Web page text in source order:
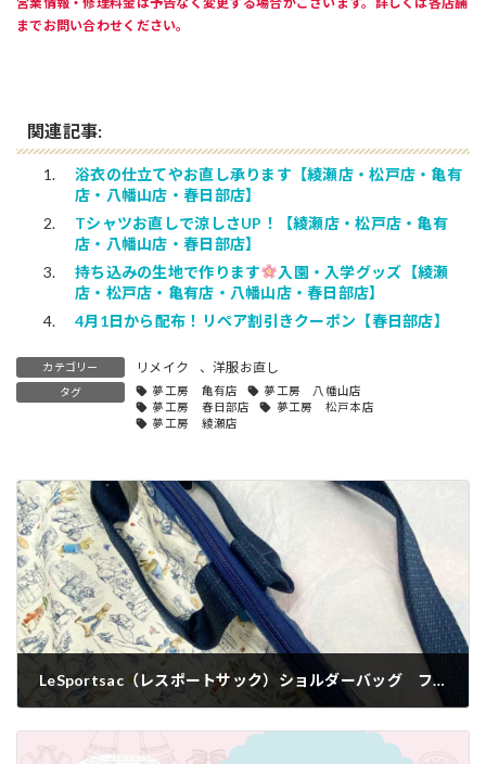
までお問い合わせください。
関連記事:
浴衣の仕立てやお直し承ります【綾瀬店・松戸店・亀有
店・八幡山店・春日部店】
Tシャツお直しで涼しさUP！【綾瀬店・松戸店・亀有
店・八幡山店・春日部店】
持ち込みの生地で作ります
入園・入学グッズ【綾瀬
店・松戸店・亀有店・八幡山店・春日部店】
4月1日から配布！リペア割引きクーポン【春日部店】
カテゴリー リメイク 、 洋服お直し
タグ 夢工房 亀有店
夢工房 八幡山店
夢工房 春日部店
夢工房 松戸本店
夢工房 綾瀬店
LeSportsac（レスポートサック）ショルダーバッグ ファスナー交換【配送修理】